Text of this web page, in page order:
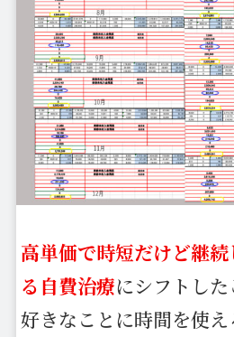
高単価で時短だけど継
る自費治療にシフトした
好きなことに時間を使